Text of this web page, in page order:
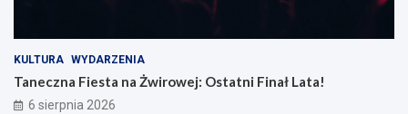
KULTURA WYDARZENIA
Taneczna Fiesta na Żwirowej: Ostatni Finał Lata!
6 sierpnia 2026